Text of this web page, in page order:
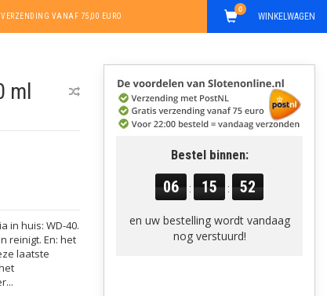
VERZENDING VANAF 75,00 EURO WINKELWAGEN
0
ml
in huis: WD-40.
reinigt. En: het
laatste
Bestel binnen:
06 : 15 : 52
en uw bestelling wordt vandaag
nog verstuurd!